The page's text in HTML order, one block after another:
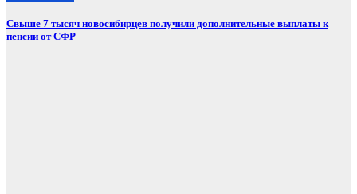
Свыше 7 тысяч новосибирцев получили дополнительные выплаты к
пенсии от СФР